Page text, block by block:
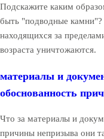
Подскажите каким
быть "подводные
находящихся за
возраста уничтожаются.
материалы и
обоснованность
Что за материалы и
причины непризыва они